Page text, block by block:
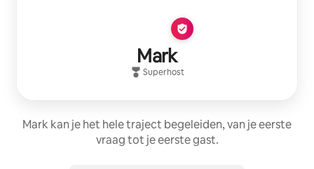
Mark
Superhost
Mark kan je het hele traject begeleiden, van je eerste
vraag tot je eerste gast.